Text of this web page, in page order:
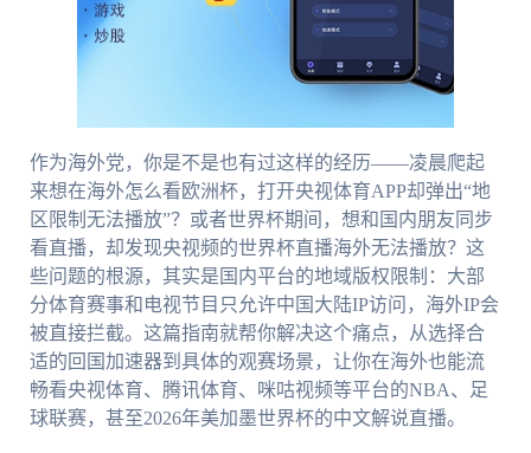
作为海外党，你是不是也有过这样的经历——凌晨爬起
来想在海外怎么看欧洲杯，打开央视体育APP却弹出“地
区限制无法播放”？或者世界杯期间，想和国内朋友同步
看直播，却发现央视频的世界杯直播海外无法播放？这
些问题的根源，其实是国内平台的地域版权限制：大部
分体育赛事和电视节目只允许中国大陆IP访问，海外IP会
被直接拦截。这篇指南就帮你解决这个痛点，从选择合
适的回国加速器到具体的观赛场景，让你在海外也能流
畅看央视体育、腾讯体育、咪咕视频等平台的NBA、足
球联赛，甚至2026年美加墨世界杯的中文解说直播。